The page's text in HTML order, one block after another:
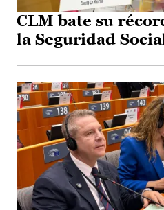
CLM bate su
la Seguridad